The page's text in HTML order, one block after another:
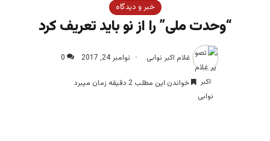
خبر و دیدگاه
“وحدت ملی” را از نو باید تعریف کرد
غلام اکبر نوابی نوامبر 24, 2017 0
خواندن این مطلب 2 دقیقه زمان میبرد